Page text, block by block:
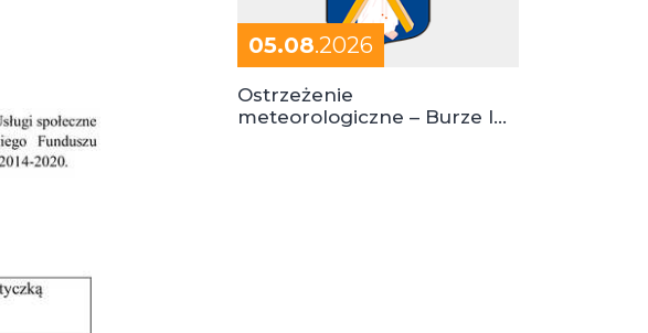
05.08.2026
Ostrzeżenie
meteorologiczne – Burze I